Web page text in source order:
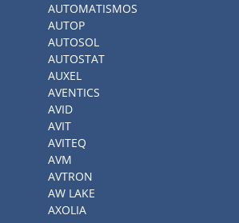
AUTOMATISMOS
AUTOP
AUTOSOL
AUTOSTAT
AUXEL
AVENTICS
AVID
AVIT
AVITEQ
AVM
AVTRON
AW LAKE
AXOLIA